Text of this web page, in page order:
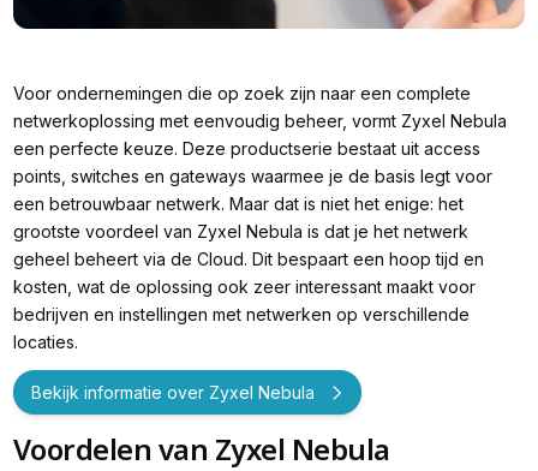
Voor ondernemingen die op zoek zijn naar een complete
netwerkoplossing met eenvoudig beheer, vormt Zyxel Nebula
een perfecte keuze. Deze productserie bestaat uit access
points, switches en gateways waarmee je de basis legt voor
een betrouwbaar netwerk. Maar dat is niet het enige: het
grootste voordeel van Zyxel Nebula is dat je het netwerk
geheel beheert via de Cloud. Dit bespaart een hoop tijd en
kosten, wat de oplossing ook zeer interessant maakt voor
bedrijven en instellingen met netwerken op verschillende
locaties.
Bekijk informatie over Zyxel Nebula
Voordelen van Zyxel Nebula